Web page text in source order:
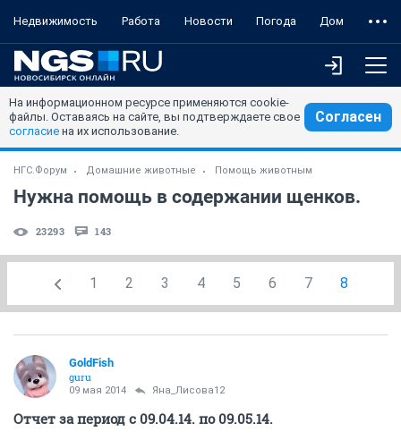
Недвижимость Работа Новости Погода Дом
На информационном ресурсе применяются cookie-
файлы. Оставаясь на сайте, вы подтверждаете свое
согласие на их использование.
Согласен
НГС.Форум Домашние животные Помощь животным
Нужна помощь в содержании щенков.
23293 143
1 2 3 4 5 6 7 8
GoldFish
guru
09 мая 2014 Яна_Лисова12
Отчет за период с 09.04.14. по 09.05.14.